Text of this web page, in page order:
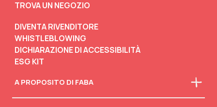
TROVA UN NEGOZIO
DIVENTA RIVENDITORE
WHISTLEBLOWING
DICHIARAZIONE DI ACCESSIBILITÀ
ESG KIT
A PROPOSITO DI FABA